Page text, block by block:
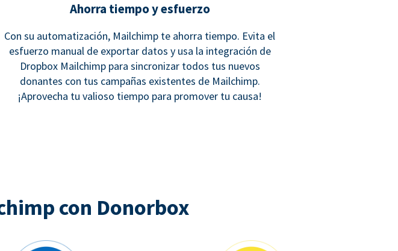
Ahorra tiempo y esfuerzo
Con su automatización, Mailchimp te ahorra tiempo. Evita el
esfuerzo manual de exportar datos y usa la integración de
Dropbox Mailchimp para sincronizar todos tus nuevos
donantes con tus campañas existentes de Mailchimp.
¡Aprovecha tu valioso tiempo para promover tu causa!
con Donorbox